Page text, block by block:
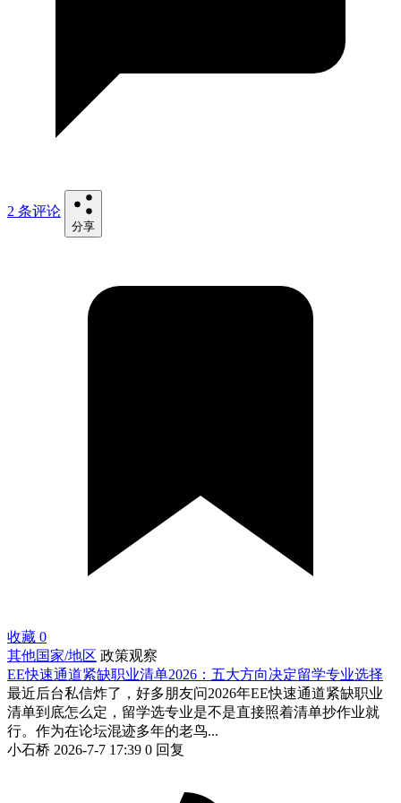
2 条评论
分享
收藏 0
其他国家/地区 政策观察
EE快速通道紧缺职业清单2026：五大方向决定留学专业选择
最近后台私信炸了，好多朋友问2026年EE快速通道紧缺职业
清单到底怎么定，留学选专业是不是直接照着清单抄作业就
行。作为在论坛混迹多年的老鸟...
小石桥 2026-7-7 17:39 0 回复